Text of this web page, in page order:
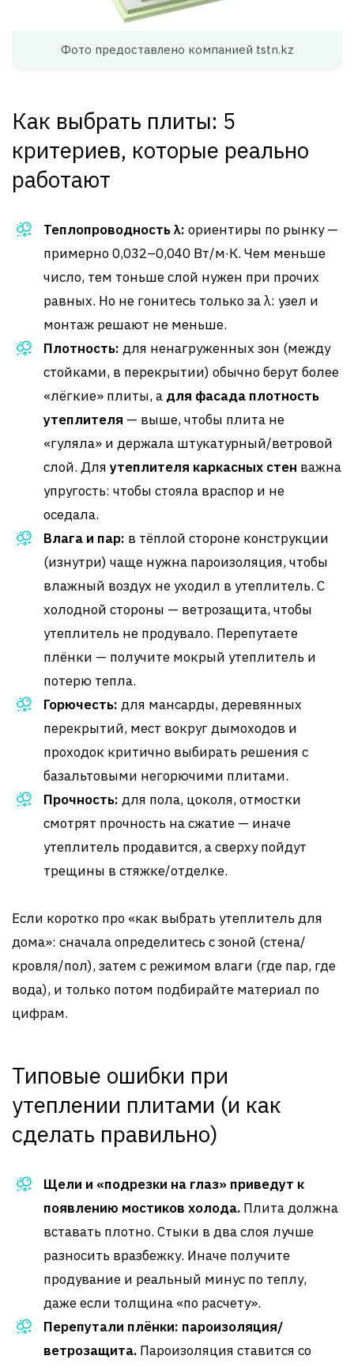
Фото предоставлено компанией tstn.kz
Как выбрать плиты: 5
критериев, которые реально
работают
Теплопроводность λ: ориентиры по рынку —
примерно 0,032–0,040 Вт/м·К. Чем меньше
число, тем тоньше слой нужен при прочих
равных. Но не гонитесь только за λ: узел и
монтаж решают не меньше.
Плотность: для ненагруженных зон (между
стойками, в перекрытии) обычно берут более
«лёгкие» плиты, а для фасада плотность
утеплителя — выше, чтобы плита не
«гуляла» и держала штукатурный/ветровой
слой. Для утеплителя каркасных стен важна
упругость: чтобы стояла враспор и не
оседала.
Влага и пар: в тёплой стороне конструкции
(изнутри) чаще нужна пароизоляция, чтобы
влажный воздух не уходил в утеплитель. С
холодной стороны — ветрозащита, чтобы
утеплитель не продувало. Перепутаете
плёнки — получите мокрый утеплитель и
потерю тепла.
Горючесть: для мансарды, деревянных
перекрытий, мест вокруг дымоходов и
проходок критично выбирать решения с
базальтовыми негорючими плитами.
Прочность: для пола, цоколя, отмостки
смотрят прочность на сжатие — иначе
утеплитель продавится, а сверху пойдут
трещины в стяжке/отделке.
Если коротко про «как выбрать утеплитель для
дома»: сначала определитесь с зоной (стена/
кровля/пол), затем с режимом влаги (где пар, где
вода), и только потом подбирайте материал по
цифрам.
Типовые ошибки при
утеплении плитами (и как
сделать правильно)
Щели и «подрезки на глаз» приведут к
появлению мостиков холода. Плита должна
вставать плотно. Стыки в два слоя лучше
разносить вразбежку. Иначе получите
продувание и реальный минус по теплу,
даже если толщина «по расчету».
Перепутали плёнки: пароизоляция/
ветрозащита. Пароизоляция ставится со